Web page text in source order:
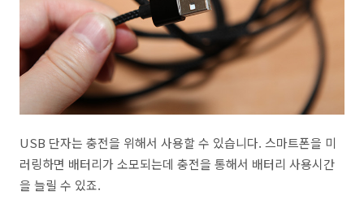
USB 단자는 충전을 위해서 사용할 수 있습니다. 스마트폰을 미
러링하면 배터리가 소모되는데 충전을 통해서 배터리 사용시간
을 늘릴 수 있죠.